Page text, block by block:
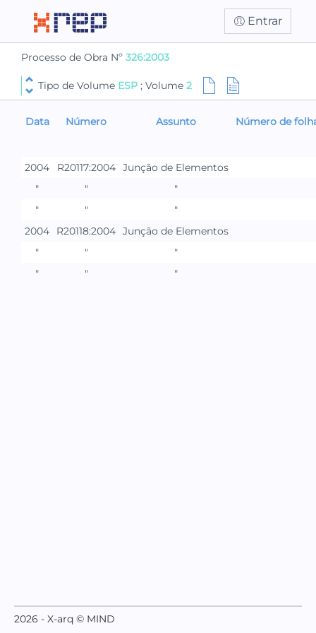
Entrar
Processo de Obra Nº 326:2003
Tipo de Volume ESP ; Volume 2
Data Número Assunto Número de
2004 R20117:2004 Junção de Elementos
"
"
"
"
"
"
2004
R20118:2004 Junção de Elementos
"
"
"
"
" "
2026 - X-arq © MIND